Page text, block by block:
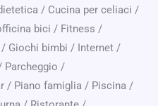
/ Cucina per celiaci /
bici / Fitness /
/ Giochi bimbi / Internet /
Parcheggio /
/ Piano famiglia / Piscina /